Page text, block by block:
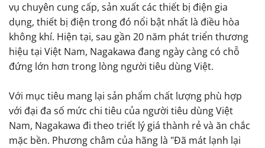
vụ chuyên cung cấp, sản xuất các thiết bị điện gia
dụng, thiết bị điện trong đó nổi bật nhất là điều hòa
không khí. Hiện tại, sau gần 20 năm phát triển thương
hiệu tại Việt Nam, Nagakawa đang ngày càng có chỗ
đứng lớn hơn trong lòng người tiêu dùng Việt.
Với mục tiêu mang lại sản phẩm chất lượng phù hợp
với đại đa số mức chi tiêu của người tiêu dùng Việt
Nam, Nagakawa đi theo triết lý giá thành rẻ và ăn chắc
mặc bền. Phương châm của hãng là "Đã mát lạnh lại